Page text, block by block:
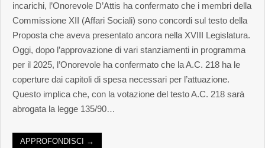
incarichi, l’Onorevole D’Attis ha confermato che i membri della
Commissione XII (Affari Sociali) sono concordi sul testo della
Proposta che aveva presentato ancora nella XVIII Legislatura.
Oggi, dopo l’approvazione di vari stanziamenti in programma
per il 2025, l’Onorevole ha confermato che la A.C. 218 ha le
coperture dai capitoli di spesa necessari per l’attuazione.
Questo implica che, con la votazione del testo A.C. 218 sarà
abrogata la legge 135/90…
APPROFONDISCI →